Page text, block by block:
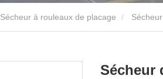
Sécheur à rouleaux de placage
Sécheur